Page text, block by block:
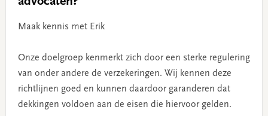
Maak kennis met Erik
Onze doelgroep kenmerkt zich door een sterke regulering
van onder andere de verzekeringen. Wij kennen deze
richtlijnen goed en kunnen daardoor garanderen dat
dekkingen voldoen aan de eisen die hiervoor gelden.